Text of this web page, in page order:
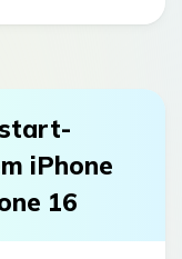
iPhone
16